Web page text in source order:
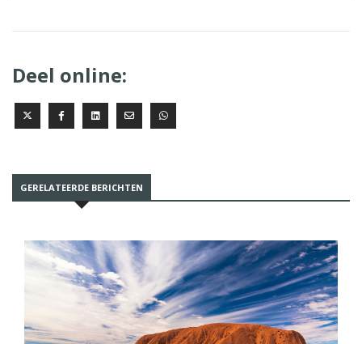
Deel online:
GERELATEERDE BERICHTEN